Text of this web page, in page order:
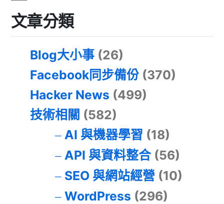
文章分類
Blog大小事 (26)
Facebook同步備份 (370)
Hacker News (499)
技術相關 (582)
AI 與機器學習 (18)
API 與資料整合(56)
SEO 與網站經營 (10)
WordPress (296)